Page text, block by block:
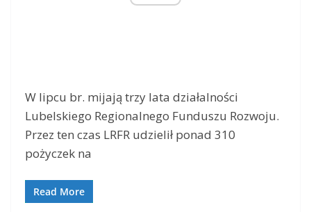
W lipcu br. mijają trzy lata działalności
Lubelskiego Regionalnego Funduszu Rozwoju.
Przez ten czas LRFR udzielił ponad 310
pożyczek na
Read More